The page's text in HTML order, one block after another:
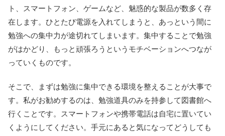
ト、スマートフォン、ゲームなど、魅惑的な製品が数多く存
在します。ひとたび電源を入れてしまうと、あっという間に
勉強への集中力が途切れてしまいます。集中することで勉強
がはかどり、もっと頑張ろうというモチベーションへつなが
っていくものです。
そこで、まずは勉強に集中できる環境を整えることが大事で
す。私がお勧めするのは、勉強道具のみを持参して図書館へ
行くことです。スマートフォンや携帯電話は自宅に置いてい
くようにしてください。手元にあると気になってどうしても